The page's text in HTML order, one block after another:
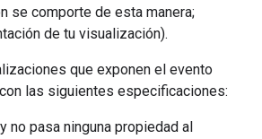
se comporte de esta manera;
de tu visualización).
que exponen el evento
las siguientes especificaciones:
no pasa ninguna propiedad al